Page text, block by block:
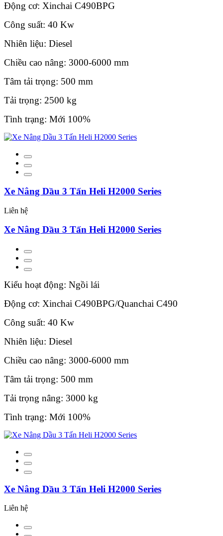
Động cơ: Xinchai C490BPG
Công suất: 40 Kw
Nhiên liệu: Diesel
Chiều cao nâng: 3000-6000 mm
Tâm tải trọng: 500 mm
Tải trọng: 2500 kg
Tình trạng: Mới 100%
Xe Nâng Dầu 3 Tấn Heli H2000 Series
Liên hệ
Xe Nâng Dầu 3 Tấn Heli H2000 Series
Kiểu hoạt động: Ngồi lái
Động cơ: Xinchai C490BPG/Quanchai C490
Công suất: 40 Kw
Nhiên liệu: Diesel
Chiều cao nâng: 3000-6000 mm
Tâm tải trọng: 500 mm
Tải trọng nâng: 3000 kg
Tình trạng: Mới 100%
Xe Nâng Dầu 3 Tấn Heli H2000 Series
Liên hệ